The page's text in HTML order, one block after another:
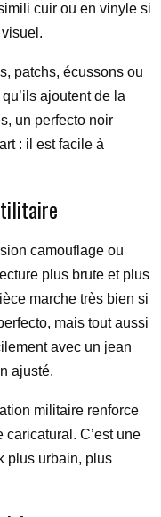
cuir ou en vinyle si
patchs, écussons ou
ajoutent de la
un perfecto noir
: il est facile à
camouflage ou
plus brute et plus
marche très bien si
mais tout aussi
avec un jean
ajusté.
militaire renforce
caricatural. C’est une
plus urbain, plus